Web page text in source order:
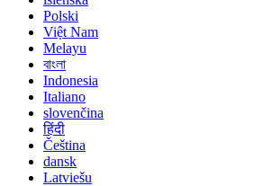
Polski
Việt Nam
Melayu
বাংলা
Indonesia
Italiano
slovenčina
हिंदी
Čeština
dansk
Latviešu